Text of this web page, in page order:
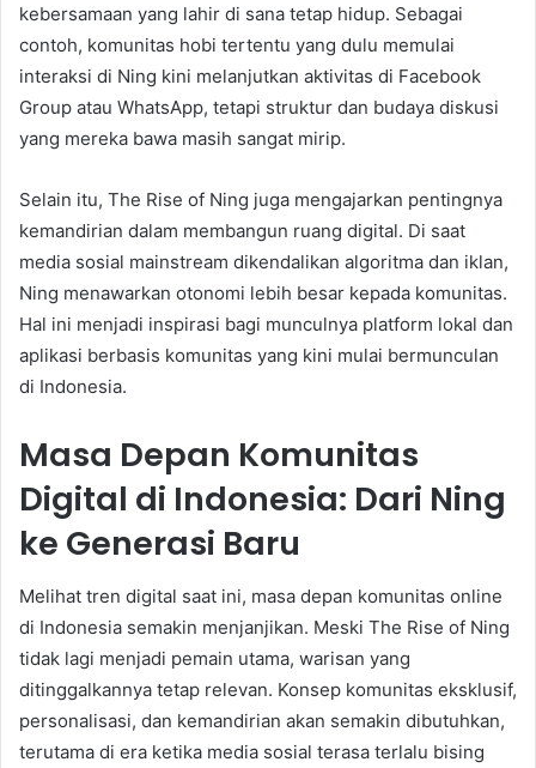
kebersamaan yang lahir di sana tetap hidup. Sebagai
contoh, komunitas hobi tertentu yang dulu memulai
interaksi di Ning kini melanjutkan aktivitas di Facebook
Group atau WhatsApp, tetapi struktur dan budaya diskusi
yang mereka bawa masih sangat mirip.
Selain itu, The Rise of Ning juga mengajarkan pentingnya
kemandirian dalam membangun ruang digital. Di saat
media sosial mainstream dikendalikan algoritma dan iklan,
Ning menawarkan otonomi lebih besar kepada komunitas.
Hal ini menjadi inspirasi bagi munculnya platform lokal dan
aplikasi berbasis komunitas yang kini mulai bermunculan
di Indonesia.
Masa Depan Komunitas
Digital di Indonesia: Dari Ning
ke Generasi Baru
Melihat tren digital saat ini, masa depan komunitas online
di Indonesia semakin menjanjikan. Meski The Rise of Ning
tidak lagi menjadi pemain utama, warisan yang
ditinggalkannya tetap relevan. Konsep komunitas eksklusif,
personalisasi, dan kemandirian akan semakin dibutuhkan,
terutama di era ketika media sosial terasa terlalu bising